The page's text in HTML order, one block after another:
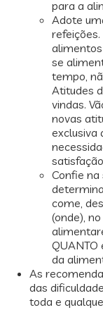
para a
Adote
se
tempo,
Atitudes
vindas.
novas
exclusiva
Confie na
come,
(onde),
QUANTO
da
As
das
toda e